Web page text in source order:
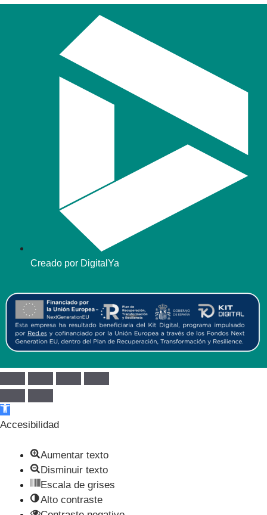
Creado por DigitalYa
Abrir barra de herramientas
Accesibilidad
Aumentar texto
Disminuir texto
Escala de grises
Alto contraste